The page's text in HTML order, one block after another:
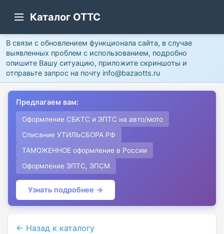
Каталог ОТТС
В связи с обновлением функционала сайта, в случае
выявленных проблем с использованием, подробно
опишите Вашу ситуацию, приложите скриншоты и
отправьте запрос на почту info@bazaotts.ru
Предлагаем вам:
Оформление СБКТС и ЭПТС на авто/мото
Списание УТИЛЬСБОРА РФ
ТАМОЖЕННОЕ оформление в России
Оформление ЭПТС, ЭПСМ
Узнать подробнее →
← Назад к каталогу